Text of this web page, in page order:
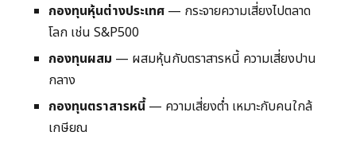
กองทุนหุ้นต่างประเทศ — กระจายความเสี่ยงไปตลาด
โลก เช่น S&P500
กองทุนผสม — ผสมหุ้นกับตราสารหนี้ ความเสี่ยงปาน
กลาง
กองทุนตราสารหนี้— ความเสี่ยงต่ำ เหมาะกับคนใกล้
เกษียณ